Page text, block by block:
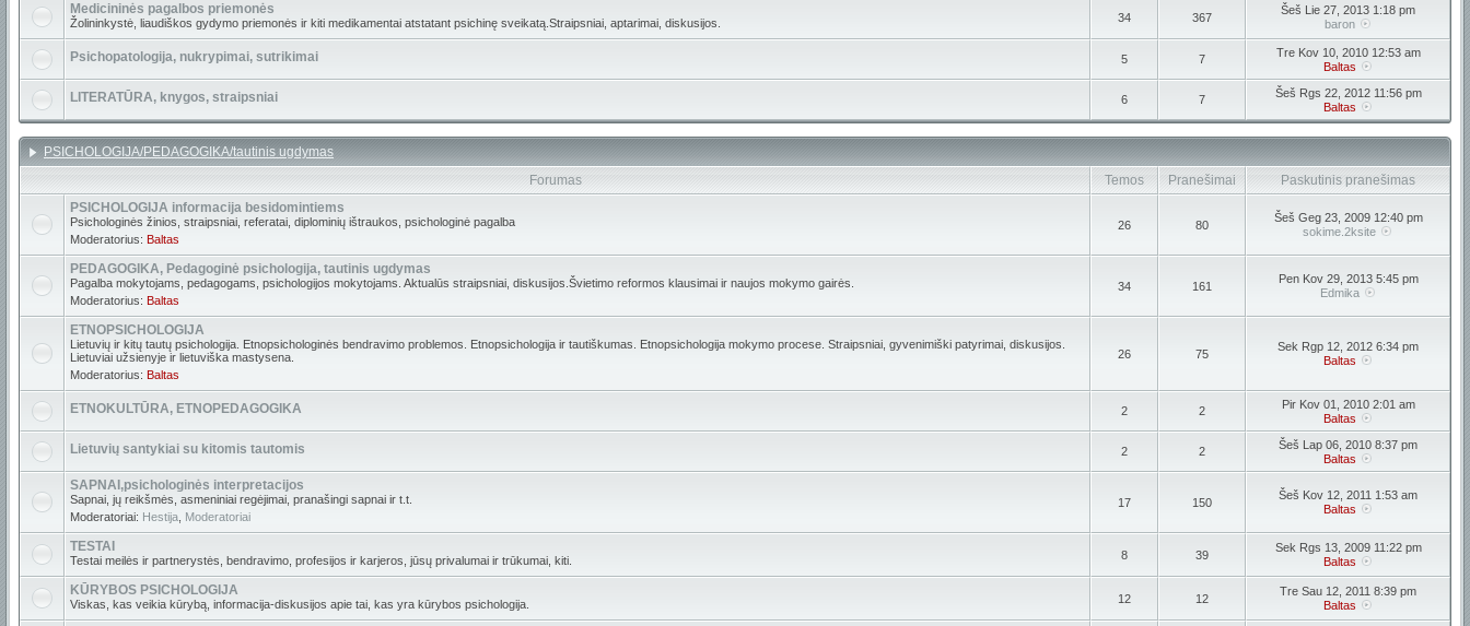
Medicininės pagalbos priemonės
Žolininkystė, liaudiškos gydymo priemonės ir kiti medikamentai atstatant psichinę sveikatą.Straipsniai, aptarimai, diskusijos. 34 367
Šeš Lie 27, 2013 1:18 pm
baron
Psichopatologija, nukrypimai, sutrikimai 5 7
Tre Kov 10, 2010 12:53 am
Baltas
LITERATŪRA, knygos, straipsniai 6 7
Šeš Rgs 22, 2012 11:56 pm
Baltas
PSICHOLOGIJA/PEDAGOGIKA/tautinis ugdymas
Forumas
Temos Pranešimai
Paskutinis pranešimas
PSICHOLOGIJA informacija besidomintiems
Psichologinės žinios, straipsniai, referatai, diplominių ištraukos, psichologinė pagalba
Moderatorius: Baltas
26 80
Šeš Geg 23, 2009 12:40 pm
sokime.2ksite
PEDAGOGIKA, Pedagoginė psichologija, tautinis ugdymas
Pagalba mokytojams, pedagogams, psichologijos mokytojams. Aktualūs straipsniai, diskusijos.Švietimo reformos klausimai ir naujos mokymo gairės.
Moderatorius: Baltas
34 161
Pen Kov 29, 2013 5:45 pm
Edmika
ETNOPSICHOLOGIJA
Lietuvių ir kitų tautų psichologija. Etnopsichologinės bendravimo problemos. Etnopsichologija ir tautiškumas. Etnopsichologija mokymo procese. Straipsniai, gyvenimiški patyrimai, diskusijos.
Lietuviai užsienyje ir lietuviška mastysena.
Moderatorius: Baltas
26 75
Sek Rgp 12, 2012 6:34 pm
Baltas
ETNOKULTŪRA, ETNOPEDAGOGIKA 2 2
Pir Kov 01, 2010 2:01 am
Baltas
Lietuvių santykiai su kitomis tautomis 2 2
Šeš Lap 06, 2010 8:37 pm
Baltas
SAPNAI,psichologinės interpretacijos
Sapnai, jų reikšmės, asmeniniai regėjimai, pranašingi sapnai ir t.t.
Moderatoriai: Hestija Moderatoriai
17 150
Šeš Kov 12, 2011 1:53 am
Baltas
TESTAI
Testai meilės ir partnerystės, bendravimo, profesijos ir karjeros, jūsų privalumai ir trūkumai, kiti. 8 39
Sek Rgs 13, 2009 11:22 pm
Baltas
KŪRYBOS PSICHOLOGIJA
Viskas, kas veikia kūrybą, informacija-diskusijos apie tai, kas yra kūrybos psichologija. 12 12
Tre Sau 12, 2011 8:39 pm
Baltas